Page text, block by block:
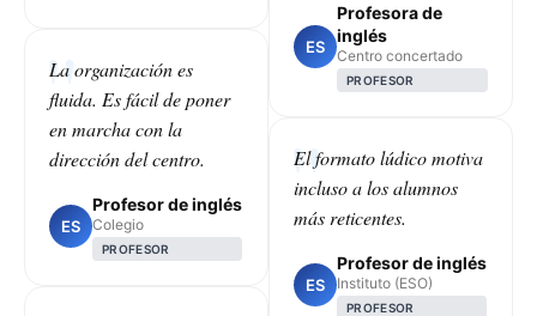
La organización es
fluida. Es fácil de poner
en marcha con la
dirección del centro.
ES
Profesor de inglés
Colegio
PROFESOR
ES
Profesora de
inglés
Centro concertado
PROFESOR
El formato lúdico motiva
incluso a los alumnos
más reticentes.
ES
Profesor de inglés
Instituto (ESO)
PROFESOR